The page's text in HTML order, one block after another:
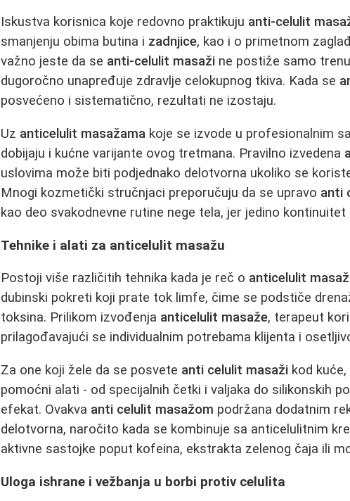
Iskustva korisnica koje redovno praktikuju anti-celulit
smanjenju obima butina i zadnjice, kao i o primetnom
važno jeste da se anti-celulit masaži ne postiže samo
dugoročno unapređuje zdravlje celokupnog tkiva. Kada se
posvećeno i sistematično, rezultati ne izostaju.
Uz anticelulit masažama koje se izvode u profesionalnim
dobijaju i kućne varijante ovog tretmana. Pravilno izvedena
uslovima može biti podjednako delotvorna ukoliko se
Mnogi kozmetički stručnjaci preporučuju da se upravo anti
kao deo svakodnevne rutine nege tela, jer jedino
Tehnike i alati za anticelulit masažu
Postoji više različitih tehnika kada je reč o anticelulit
dubinski pokreti koji prate tok limfe, čime se podstiče
toksina. Prilikom izvođenja anticelulit masaže, terapeut
prilagođavajući se individualnim potrebama klijenta i
Za one koji žele da se posvete anti celulit masaži kod
pomoćni alati - od specijalnih četki i valjaka do silikonskih
efekat. Ovakva anti celulit masažom podržana dodatnim
delotvorna, naročito kada se kombinuje sa anticelulitnim
aktivne sastojke poput kofeina, ekstrakta zelenog čaja ili
Uloga ishrane i vežbanja u borbi protiv celulita